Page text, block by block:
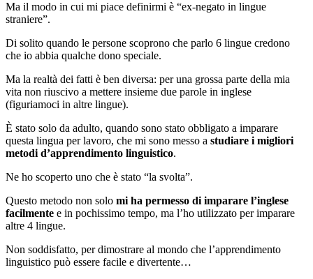
Ma il modo in cui mi piace definirmi è “ex-negato in lingue
straniere”.
Di solito quando le persone scoprono che parlo 6 lingue credono
che io abbia qualche dono speciale.
Ma la realtà dei fatti è ben diversa: per una grossa parte della mia
vita non riuscivo a mettere insieme due parole in inglese
(figuriamoci in altre lingue).
È stato solo da adulto, quando sono stato obbligato a imparare
questa lingua per lavoro, che mi sono messo a studiare i migliori
metodi d’apprendimento linguistico.
Ne ho scoperto uno che è stato “la svolta”.
Questo metodo non solo mi ha permesso di imparare l’inglese
facilmente e in pochissimo tempo, ma l’ho utilizzato per imparare
altre 4 lingue.
Non soddisfatto, per dimostrare al mondo che l’apprendimento
linguistico può essere facile e divertente…